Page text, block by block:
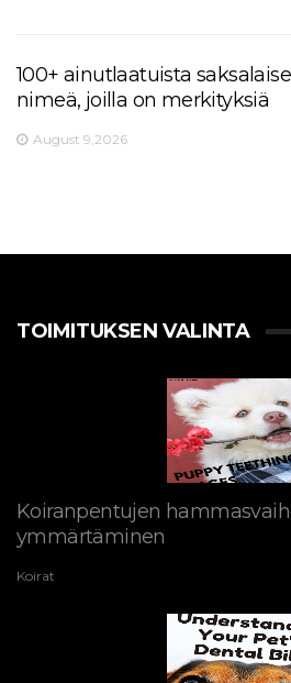
100+ ainutlaatuista
nimeä, joilla on merkityksiä
August 9,2026
TOIMITUKSEN VALINTA
Koiranpentujen
ymmärtäminen
Koirat